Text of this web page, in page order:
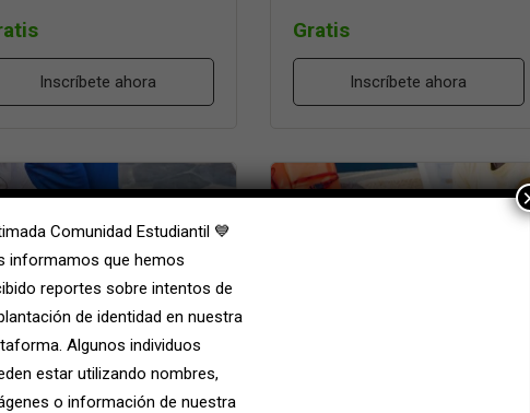
Inscríbete ahora
Gratis
Inscríbete ahora
BLS – Soporte Vital
Bogotá
Comunidad Estudiantil 💙
informamos que hemos
reportes sobre intentos de
de identidad en nuestra
Algunos individuos
estar utilizando nombres,
o información de nuestra